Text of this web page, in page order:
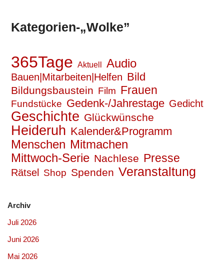
Kategorien-„Wolke”
365Tage Aktuell Audio
Bauen|Mitarbeiten|Helfen Bild
Bildungsbaustein Film Frauen
Fundstücke Gedenk-/Jahrestage Gedicht
Geschichte Glückwünsche
Heideruh Kalender&Programm
Menschen Mitmachen
Mittwoch-Serie Nachlese Presse
Rätsel Shop Spenden Veranstaltung
Archiv
Juli 2026
Juni 2026
Mai 2026